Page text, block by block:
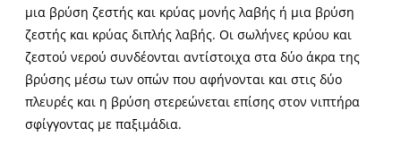
μια βρύση ζεστής και κρύας μονής λαβής ή μια βρύση
ζεστής και κρύας διπλής λαβής. Οι σωλήνες κρύου και
ζεστού νερού συνδέονται αντίστοιχα στα δύο άκρα της
βρύσης μέσω των οπών που αφήνονται και στις δύο
πλευρές και η βρύση στερεώνεται επίσης στον νιπτήρα
σφίγγοντας με παξιμάδια.